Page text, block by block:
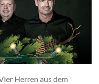
Herren aus dem